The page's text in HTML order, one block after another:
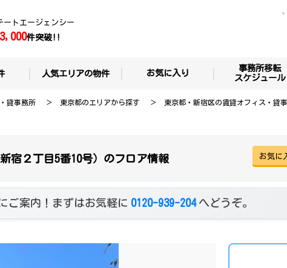
ートエージェンシー
3,000件突破!!
人気エリアの物件 お気に入り
事務所移転
スケジュール
貸事務所 東京都のエリアから探す 東京都・新宿区の賃貸オフィス・貸
宿２丁目5番10号）のフロア情報 お気に
ご案内！まずはお気軽に 0120-939-204 へどうぞ。